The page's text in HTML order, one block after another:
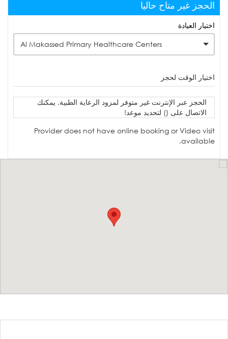
الحجز غير متاح حاليا
اختيار العيادة
Al Makassed Primary Healthcare Centers
اختيار الوقت لحجز
الحجز عبر الإنترنت غير متوفر لمزود الرعاية الطبية. يمكنك
الاتصال على () لتحديد موعد!
Provider does not have online booking or Video visit
available.